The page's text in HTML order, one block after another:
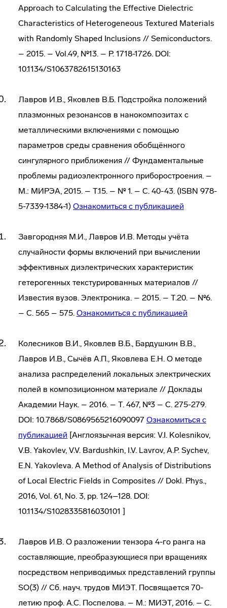
Approach to Calculating the Effective Dielectric
Characteristics of Heterogeneous Textured Materials
with Randomly Shaped Inclusions // Semiconductors.
– 2015. – Vol.49, №13. – P. 1718-1726. DOI:
10.1134/S1063782615130163
Лавров И.В., Яковлев В.Б. Подстройка положений
плазмонных резонансов в нанокомпозитах с
металлическими включениями с помощью
параметров среды сравнения обобщённого
сингулярного приближения // Фундаментальные
проблемы радиоэлектронного приборостроения. –
М.: МИРЭА, 2015. – Т.15. – № 1. – С. 40-43. (ISBN 978-
5-7339-1384-1) Ознакомиться с публикацией
Завгородняя М.И., Лавров И.В. Методы учёта
случайности формы включений при вычислении
эффективных диэлектрических характеристик
гетерогенных текстурированных материалов //
Известия вузов. Электроника. – 2015. – Т.20. – №6.
– С. 565 – 575. Ознакомиться с публикацией
Колесников В.И., Яковлев В.Б., Бардушкин В.В.,
Лавров И.В., Сычёв А.П., Яковлева Е.Н. О методе
анализа распределений локальных электрических
полей в композиционном материале // Доклады
Академии Наук. – 2016. – Т. 467, №3 – С. 275-279.
DOI: 10.7868/S0869565216090097 Ознакомиться с
публикацией [Англоязычная версия: V.I. Kolesnikov,
V.B. Yakovlev, V.V. Bardushkin, I.V. Lavrov, A.P. Sychev,
E.N. Yakovleva. A Method of Analysis of Distributions
of Local Electric Fields in Composites // Dokl. Phys.,
2016, Vol. 61, No. 3, pp. 124–128. DOI:
10.1134/S1028335816030101 ]
Лавров И.В. О разложении тензора 4-го ранга на
составляющие, преобразующиеся при вращениях
посредством неприводимых представлений группы
SO(3) // Сб. науч. трудов МИЭТ. Посвящается 70-
летию проф. А.С. Поспелова. – М.: МИЭТ, 2016. – С.